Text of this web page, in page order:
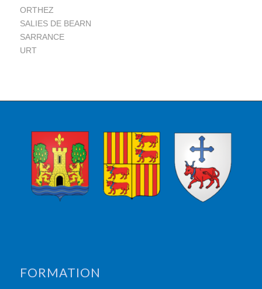
ORTHEZ
SALIES DE BEARN
SARRANCE
URT
FORMATION